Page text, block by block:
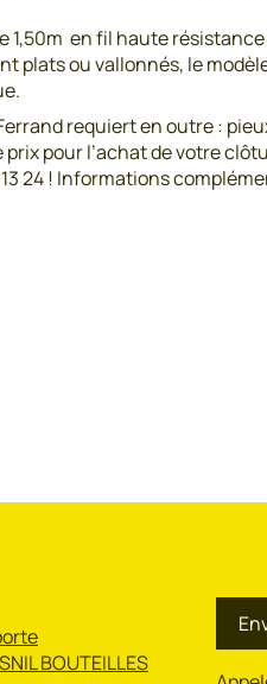
1,50m en fil haute
plats ou vallonnés, le
requiert en outre :
pour l’achat de votre
13 24 ! Informations
BOUTEILLES